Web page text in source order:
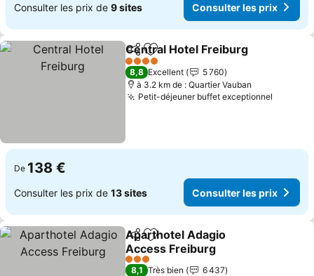
Consulter les prix de 9 sites Consulter les prix
PartagerAjouter à mes favoris
Central Hotel Freiburg
4 Étoiles
8,8 Excellent
5 760
à 3.2 km de : Quartier Vauban
Petit-déjeuner buffet exceptionnel
De 138 €
Consulter les prix de 13 sites Consulter les prix
PartagerAjouter à mes favoris
Aparthotel Adagio
Access Freiburg
3 Étoiles
8,1 Très bien
6 437